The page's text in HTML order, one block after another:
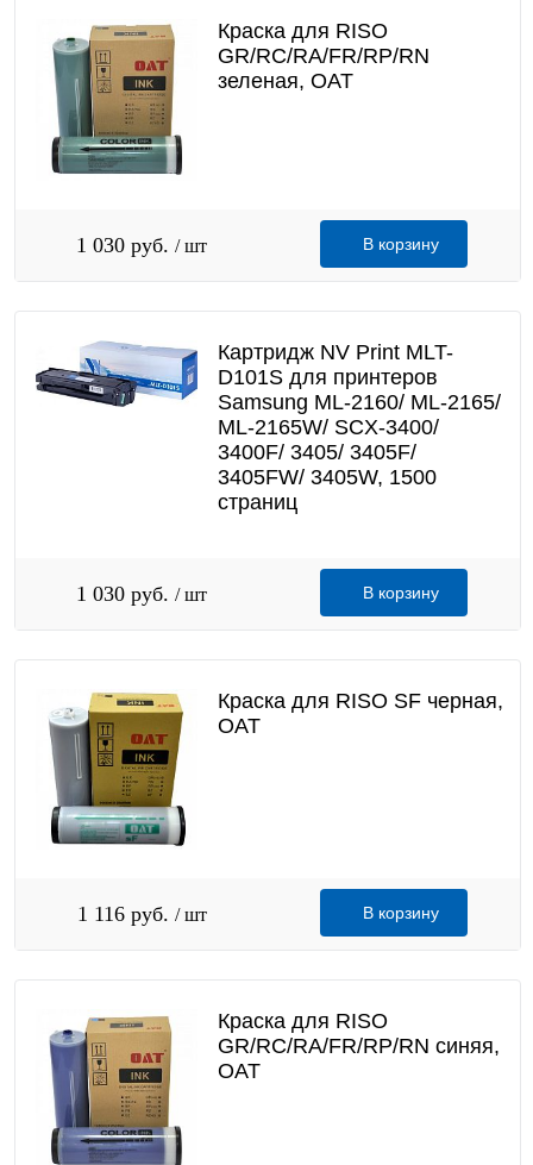
Краска для RISO
GR/RC/RA/FR/RP/RN
зеленая, OAT
1 030 руб. / шт В корзину
Картридж NV Print MLT-
D101S для принтеров
Samsung ML-2160/ ML-2165/
ML-2165W/ SCX-3400/
3400F/ 3405/ 3405F/
3405FW/ 3405W, 1500
страниц
1 030 руб. / шт В корзину
Краска для RISO SF черная,
OAT
1 116 руб. / шт В корзину
Краска для RISO
GR/RC/RA/FR/RP/RN синяя,
OAT